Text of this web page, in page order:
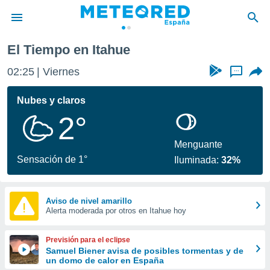
de
por
se
calidad.
a este
las
y
forma
digital
basada
El Tiempo en Itahue
02:25 Viernes ...
Nubes y claros
2°
Sensación de 1°
Menguante
Iluminada:32%
Aviso de nivel amarillo
Alerta moderada por otros en Itahue hoy
Previsión para el eclipse
Samuel Biener avisa de posibles tormentas y de
un domo de calor en España